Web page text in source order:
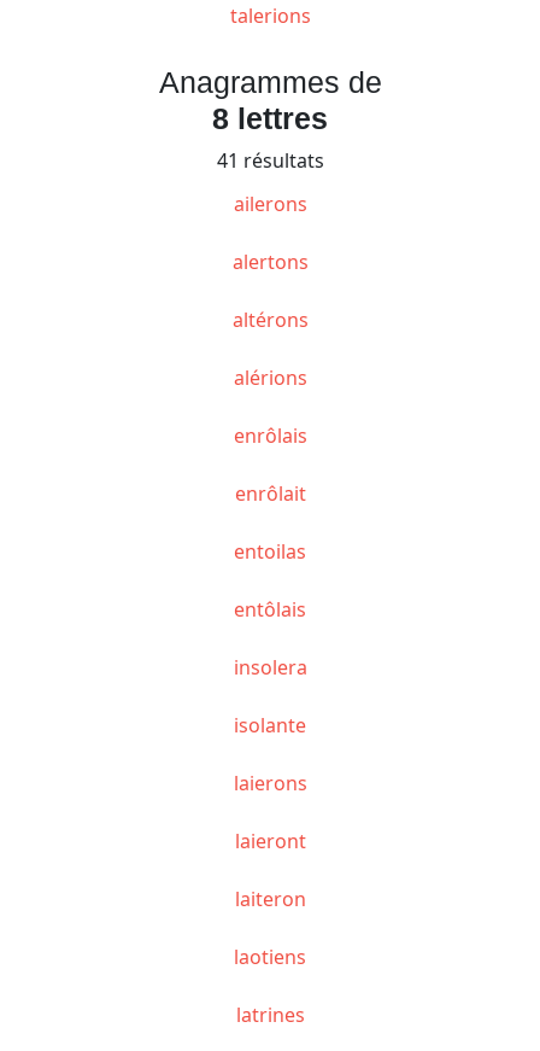
talerions
Anagrammes de
8 lettres
41 résultats
ailerons
alertons
altérons
alérions
enrôlais
enrôlait
entoilas
entôlais
insolera
isolante
laierons
laieront
laiteron
laotiens
latrines